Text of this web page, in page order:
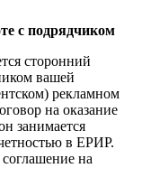
с подрядчиком
сторонний
вашей
рекламном
на оказание
занимается
в ЕРИР.
на